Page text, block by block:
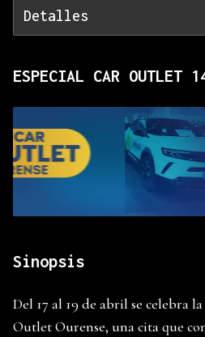
Detalles
ESPECIAL CAR OUTLET
Sinopsis
Del 17 al 19 de abril se celebra
Outlet Ourense, una cita que